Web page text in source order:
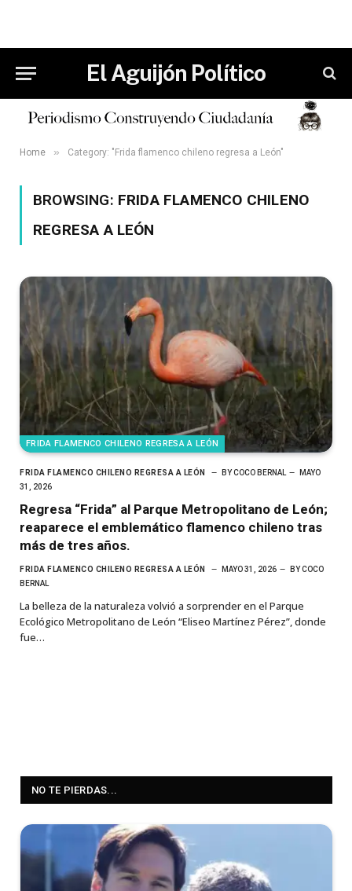
El Aguijón Político
Home » Category: "Frida flamenco chileno regresa a León"
BROWSING: FRIDA FLAMENCO CHILENO
REGRESA A LEÓN
FRIDA FLAMENCO CHILENO REGRESA A LEÓN
FRIDA FLAMENCO CHILENO REGRESA A LEÓN BY COCO BERNAL
MAYO
31, 2026
Regresa “Frida” al Parque Metropolitano de León;
reaparece el emblemático flamenco chileno tras
más de tres años.
FRIDA FLAMENCO CHILENO REGRESA A LEÓN MAYO 31, 2026 BY COCO
BERNAL
La belleza de la naturaleza volvió a sorprender en el Parque
Ecológico Metropolitano de León “Eliseo Martínez Pérez”, donde
fue…
NO TE PIERDAS...